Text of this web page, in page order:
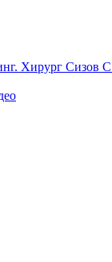
Хирург Сизов